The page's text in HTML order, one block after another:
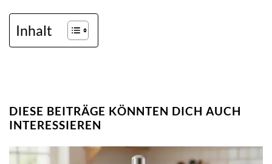
Inhalt
DIESE BEITRÄGE KÖNNTEN DICH AUCH
INTERESSIEREN